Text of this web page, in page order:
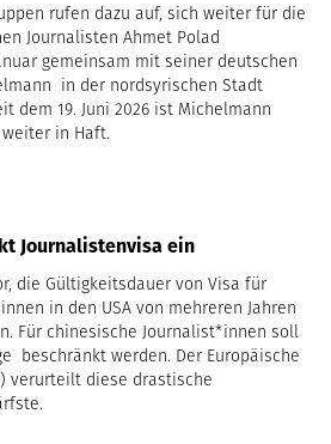
rufen dazu auf, sich weiter für die
Journalisten Ahmet Polad
gemeinsam mit seiner deutschen
in der nordsyrischen Stadt
dem 19. Juni 2026 ist Michelmann
in Haft.
Journalistenvisa ein
die Gültigkeitsdauer von Visa für
in den USA von mehreren Jahren
Für chinesische Journalist*innen soll
beschränkt werden. Der Europäische
verurteilt diese drastische